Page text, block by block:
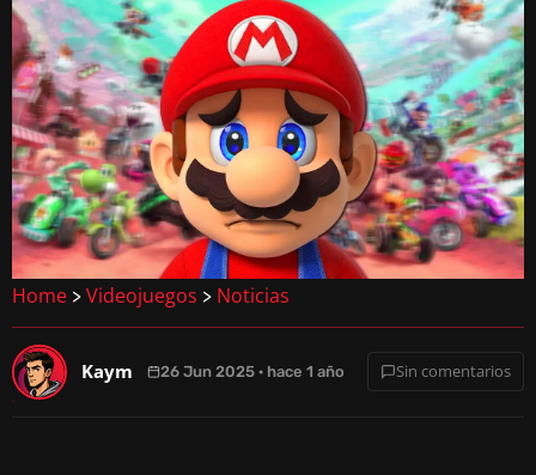
Home > Videojuegos > Noticias
Kaym 26 Jun 2025 · hace 1 año Sin comentarios